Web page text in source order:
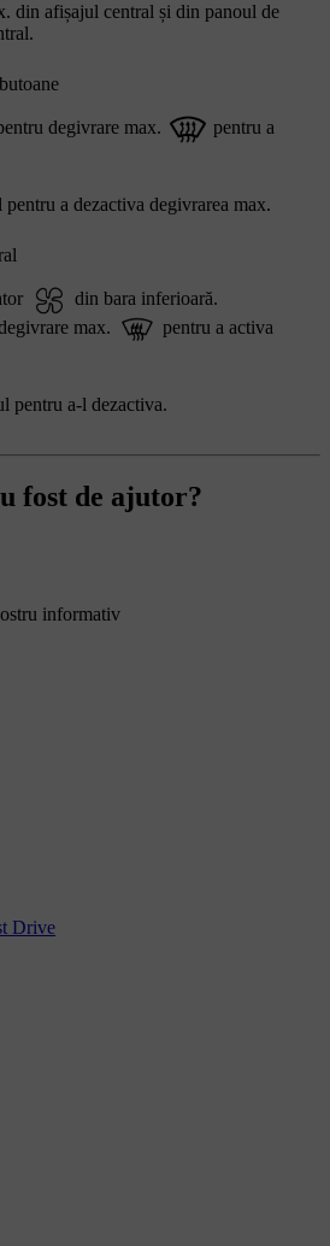
din afișajul central și din panoul de
degivrare max.
pentru a
a dezactiva degivrarea max.
din bara inferioară.
max.
pentru a activa
pentru a-l dezactiva.
fost de ajutor?